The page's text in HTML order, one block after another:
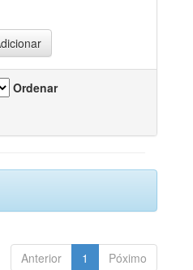
Ordenar
Anterior 1 Póximo